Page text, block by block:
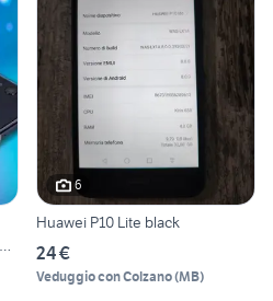
6
Huawei P10 Lite black
24 €
Veduggio con Colzano(MB)